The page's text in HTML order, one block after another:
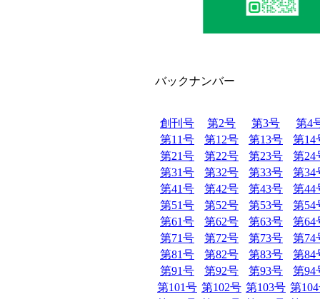
バックナンバー
創刊号 第2号 第3号
第4
第11号
第12号 第13号
第14
第21号
第22号 第23号
第24
第31号
第32号 第33号
第34
第41号
第42号 第43号
第44
第51号
第52号 第53号
第54
第61号
第62号 第63号
第64
第71号
第72号 第73号
第74
第81号
第82号 第83号
第84
第91号
第92号 第93号
第94
第101号 第102号 第103号 第